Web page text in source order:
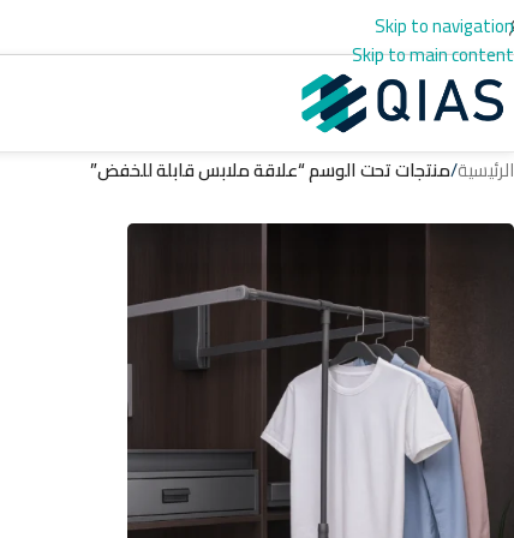
Skip to navigation
Skip to main content
الرئيسية/منتجات تحت الوسم “علاقة ملابس قابلة للخفض”